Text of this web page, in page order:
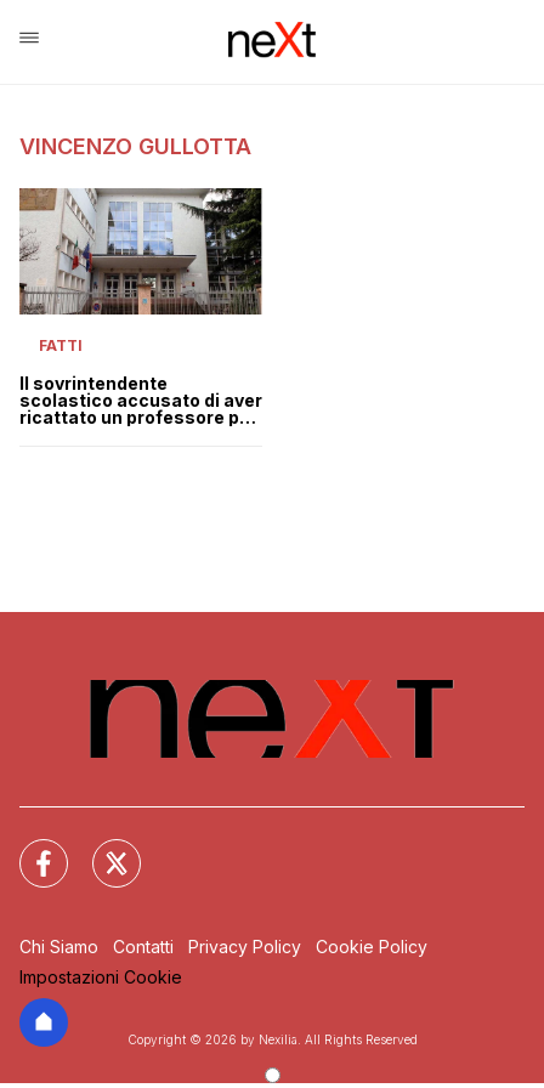
VINCENZO GULLOTTA
FATTI
Il sovrintendente
scolastico accusato di aver
ricattato un professore per
Chi Siamo Contatti Privacy Policy
Cookie Policy
Impostazioni Cookie
Copyright © 2026 by Nexilia. All Rights Reserved